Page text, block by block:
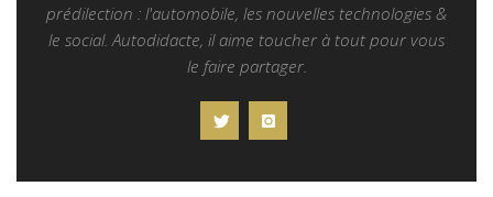
prédilection : l'automobile, les nouvelles technologies &
le social. Autodidacte, il aime toucher à tout pour vous
le faire partager.